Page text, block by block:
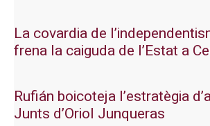
La covardia de
frena la caiguda de l’Estat a
Rufián boicoteja l’estratègia
Junts d’Oriol Junqueras